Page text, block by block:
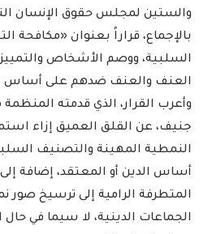
والستين لمجلس حقوق الإنسان
بالإجماع، قراراً بعنوان «مكافحة
السلبية، ووصم الأشخاص
العنف والعنف ضدهم على أساس
وأعرب القرار، الذي قدمته
جنيف، عن القلق العميق إزاء
النمطية المهينة والتصنيف
أساس الدين أو المعتقد، إضافة
المتطرفة الرامية إلى ترسيخ
الجماعات الدينية، لا سيما في